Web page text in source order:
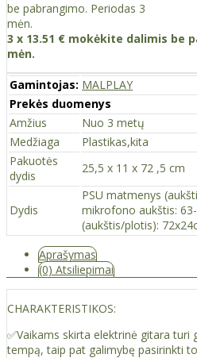
3 x 13.51 € mokėkite dalimis be
mėn.
Gamintojas: MALPLAY
Prekės duomenys
Amžius
Nuo 3 metų
Medžiaga
Plastikas,kita
Pakuotės
dydis
25,5 x 11 x 72 ,5 cm
Dydis
PSU matmenys
mikrofono aukštis:
(aukštis/plotis):
Aprašymas
(0) Atsiliepimai
CHARAKTERISTIKOS:
✅Vaikams skirta elektrinė gitara
tempą, taip pat galimybę pasirinkti